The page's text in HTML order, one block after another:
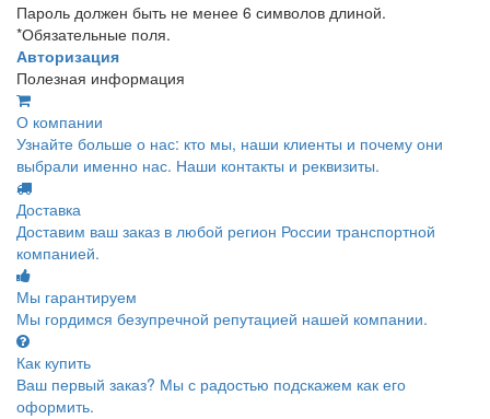
Пароль должен быть не менее 6 символов длиной.
*Обязательные поля.
Авторизация
Полезная информация
О компании
Узнайте больше о нас: кто мы, наши клиенты и почему они
выбрали именно нас. Наши контакты и реквизиты.
Доставка
Доставим ваш заказ в любой регион России транспортной
компанией.
Мы гарантируем
Мы гордимся безупречной репутацией нашей компании.
Как купить
Ваш первый заказ? Мы с радостью подскажем как его
оформить.